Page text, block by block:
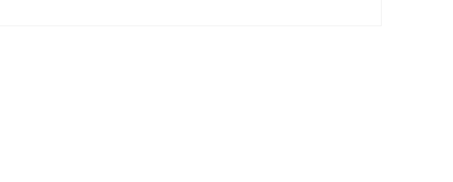
même par temps chaud. Conçue en polyester de haute qualité, avec